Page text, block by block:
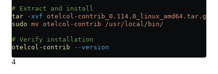
# Extract and install
tar -xvf otelcol-contrib_0.114.0_linux_amd64.tar.gz
sudo mv otelcol-contrib /usr/local/bin/
# Verify installation
otelcol-contrib --version
4